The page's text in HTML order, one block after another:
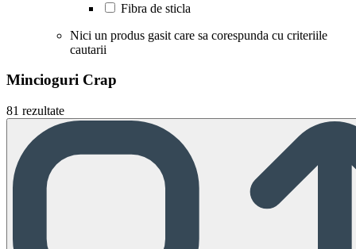
Fibra de sticla
Nici un produs gasit care sa corespunda cu criteriile
cautarii
Mincioguri Crap
81 rezultate